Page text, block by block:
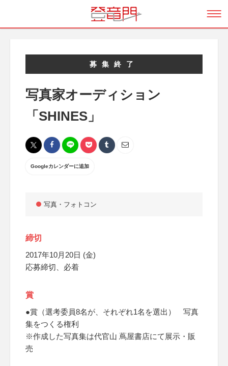
募集終了
写真家オーディション
「SHINES」
Googleカレンダーに追加
写真・フォトコン
締切
2017年10月20日 (金)
応募締切、必着
賞
●賞（選考委員8名が、それぞれ1名を選出） 写真
集をつくる権利
※作成した写真集は代官山 蔦屋書店にて展示・販
売